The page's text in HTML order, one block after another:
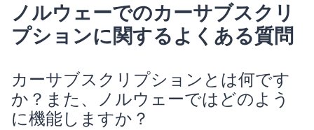
ノルウェーでのカーサブスクリ
プションに関するよくある質問
カーサブスクリプションとは何です
か？また、ノルウェーではどのよう
に機能しますか？